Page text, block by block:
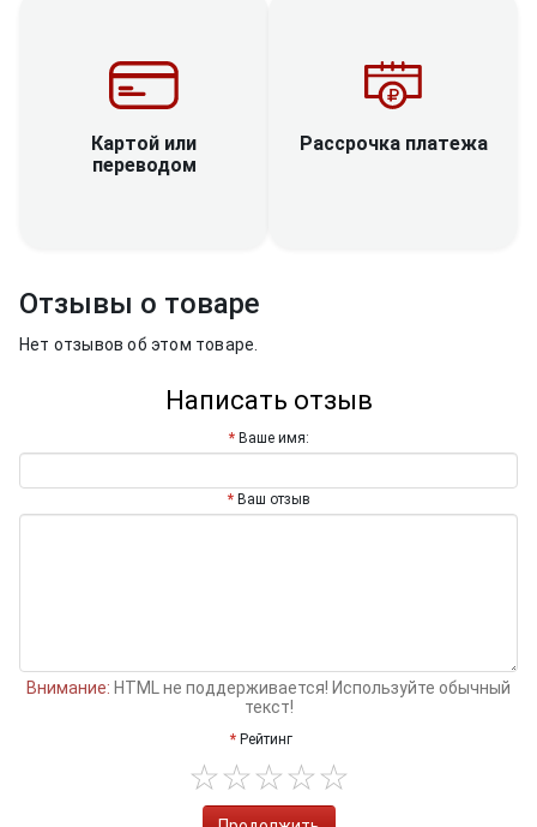
Картой или
переводом
Рассрочка платежа
Отзывы о товаре
Нет отзывов об этом товаре.
Написать отзыв
Ваше имя:
Ваш отзыв
Внимание: HTML не поддерживается! Используйте обычный
текст!
Рейтинг